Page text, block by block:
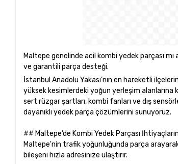
Maltepe genelinde acil kombi yedek parçası
ve garantili parça desteği.
İstanbul Anadolu Yakası’nın en hareketli
yüksek kesimlerdeki yoğun yerleşim alanlarına
sert rüzgar şartları, kombi fanları ve dış
dayanıklı yedek parça çözümlerini sunuyoruz.
## Maltepe’de Kombi Yedek Parçası
Maltepe'nin trafik yoğunluğunda parça
bileşeni hızla adresinize ulaştırır.